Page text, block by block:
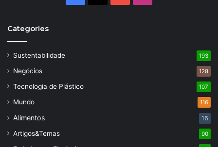
Categories
Sustentabilidade 193
Negócios 128
Tecnologia de Plástico 107
Mundo 116
Alimentos 16
Artigos&Temas 90